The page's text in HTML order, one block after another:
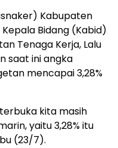
Kabupaten
Bidang (Kabid)
Tenaga Kerja, Lalu
saat ini angka
mencapai 3,28%
kita masih
yaitu 3,28% itu
(23/7).